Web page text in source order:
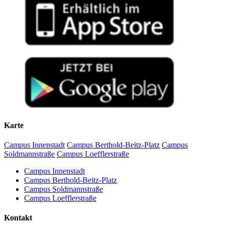
Karte
Campus Innenstadt Campus Berthold-Beitz-Platz Campus
Soldmannstraße Campus Loefflerstraße
Campus Innenstadt
Campus Berthold-Beitz-Platz
Campus Soldmannstraße
Campus Loefflerstraße
Kontakt